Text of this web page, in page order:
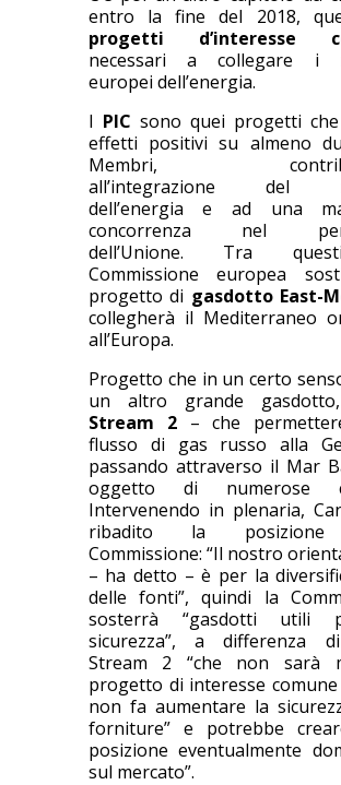
entro la fine del 2018,
progetti d’interesse
necessari a collegare i
europei dell’energia.
I PIC sono quei progetti
effetti positivi su almeno
Membri,
all’integrazione del
dell’energia e ad una
concorrenza nel
dell’Unione. Tra
Commissione europea
progetto di gasdotto East-
collegherà il Mediterraneo
all’Europa.
Progetto che in un certo
un altro grande
Stream 2– che
flusso di gas russo alla
passando attraverso il Mar
oggetto di numerose
Intervenendo in plenaria,
ribadito la posizione
Commissione: “Il nostro
– ha detto – è per la
delle fonti”, quindi la
sosterrà “gasdotti utili
sicurezza”, a differenza
Stream 2 “che non sarà
progetto di interesse
non fa aumentare la
forniture” e potrebbe
posizione eventualmente
sul mercato”.